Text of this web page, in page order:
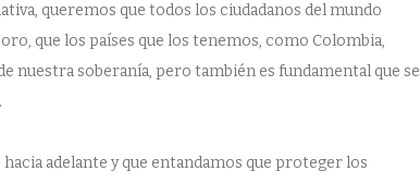
queremos que todos los ciudadanos del mundo
que los países que los tenemos, como Colombia,
nuestra soberanía, pero también es fundamental que se
hacia adelante y que entandamos que proteger los